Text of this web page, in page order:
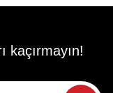
kaçırmayın!